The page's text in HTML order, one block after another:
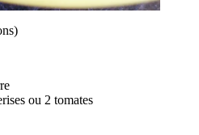
ou 2 tomates